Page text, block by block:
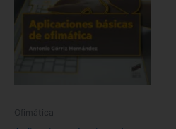
Ofimática